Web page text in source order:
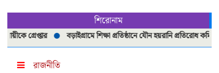
শিরোনাম
গ্রেপ্তার বড়াইগ্রামে শিক্ষা প্রতিষ্ঠানে যৌন হয়রানি প্রতিরোধ কমিটি
রাজনীতি